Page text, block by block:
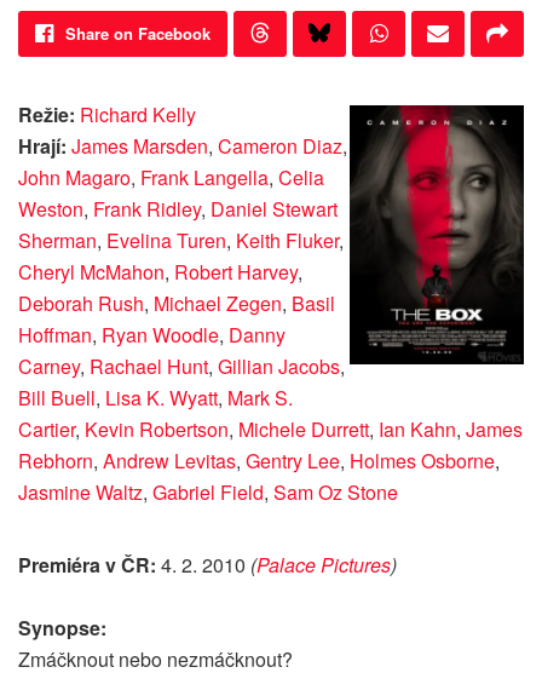
Share on Facebook
Režie: Richard Kelly
Hrají: James Marsden, Cameron Diaz,
John Magaro, Frank Langella, Celia
Weston, Frank Ridley, Daniel Stewart
Sherman, Evelina Turen, Keith Fluker,
Cheryl McMahon, Robert Harvey,
Deborah Rush, Michael Zegen, Basil
Hoffman, Ryan Woodle, Danny
Carney, Rachael Hunt, Gillian Jacobs,
Bill Buell, Lisa K. Wyatt, Mark S.
Cartier, Kevin Robertson, Michele Durrett, Ian Kahn, James
Rebhorn, Andrew Levitas, Gentry Lee, Holmes Osborne,
Jasmine Waltz, Gabriel Field, Sam Oz Stone
Premiéra v ČR: 4. 2. 2010 (Palace Pictures)
Synopse:
Zmáčknout nebo nezmáčknout?